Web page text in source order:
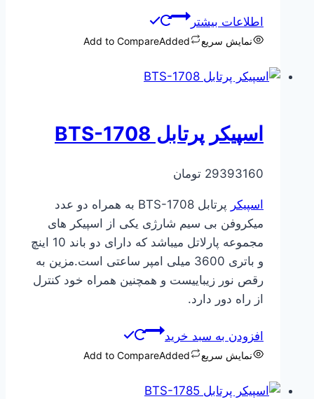
اطلاعات بیشتر
نمایش سریع Add to CompareAdded
اسپیکر پرتابل BTS-1708
29393160 تومان
اسپیکر
پرتابل BTS-1708 به همراه دو عدد
میکروفن بی سیم شارژی یکی از اسپیکر های
مجموعه پارلاتل میباشد که دارای دو باند 10 اینچ
و باتری 3600 میلی امپر ساعتی است.مزین به
رقص نور زیباییست و همچنین همراه خود کنترل
از راه دور دارد.
افزودن به سبد خرید
نمایش سریع Add to CompareAdded